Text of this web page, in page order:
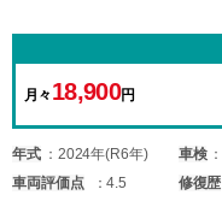
月々 18,900円
年式 2024年(R6年) 車検
車両評価点 4.5 修復歴